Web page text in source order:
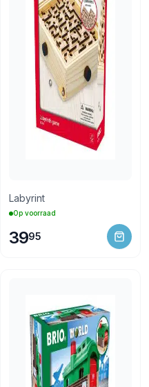
Labyrint
Op voorraad
3995